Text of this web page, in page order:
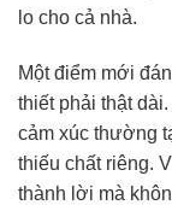
lo cho cả nhà.
Một điểm mới
thiết phải thật
cảm xúc thường
thiếu chất riêng.
thành lời mà